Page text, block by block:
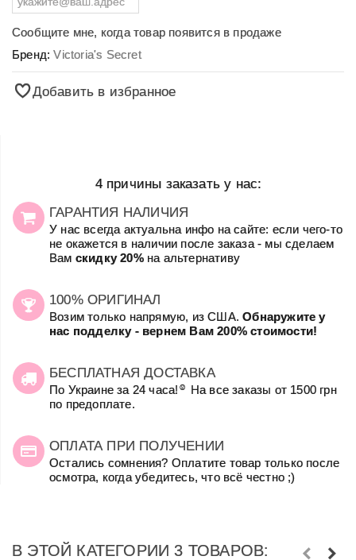
Сообщите мне, когда товар появится в продаже
Бренд:Victoria's Secret
Добавить в избранное
4 причины заказать у нас:
ГАРАНТИЯ НАЛИЧИЯ
У нас всегда актуальна инфо на сайте: если чего-то
не окажется в наличии после заказа - мы сделаем
Вам скидку 20%на альтернативу
100% ОРИГИНАЛ
Возим только напрямую, из США.Обнаружите у
нас подделку - вернем Вам 200% стоимости!
БЕСПЛАТНАЯ ДОСТАВКА
По Украине за 24 часа! ☺
На все заказы от 1500 грн
по предоплате.
ОПЛАТА ПРИ ПОЛУЧЕНИИ
Остались сомнения? Оплатите товар только после
осмотра, когда убедитесь, что всё честно ;)
В ЭТОЙ КАТЕГОРИИ 3 ТОВАРОВ: